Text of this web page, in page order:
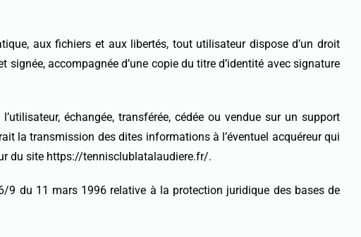
aux fichiers et aux libertés, tout utilisateur dispose d’un droit
accompagnée d’une copie du titre d’identité avec signature
échangée, transférée, cédée ou vendue sur un support
la transmission des dites informations à l’éventuel acquéreur qui
du site https://tennisclublatalaudiere.fr/.
du 11 mars 1996 relative à la protection juridique des bases de